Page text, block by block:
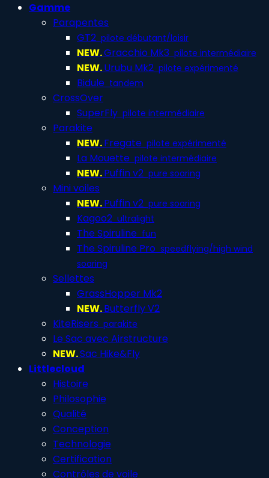
Gamme
Parapentes
GT2 pilote débutant/loisir
NEW.Gracchio Mk3 pilote intermédiaire
NEW.Urubu Mk2 pilote expérimenté
Bidule tandem
CrossOver
SuperFly pilote intermédiaire
Parakite
NEW.Fregate pilote expérimenté
La Mouette pilote intermédiaire
NEW.Puffin v2 pure soaring
Mini voiles
NEW.Puffin v2 pure soaring
Kagoo2 ultralight
The Spiruline fun
The Spiruline Pro speedflying/high wind
soaring
Sellettes
GrassHopper Mk2
NEW.Butterfly V2
KiteRisers parakite
Le Sac avec Airstructure
NEW.Sac Hike&Fly
Littlecloud
Histoire
Philosophie
Qualité
Conception
Technologie
Certification
Contrôles de voile